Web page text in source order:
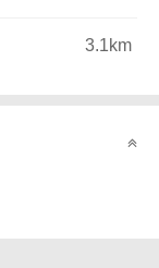
3.1km